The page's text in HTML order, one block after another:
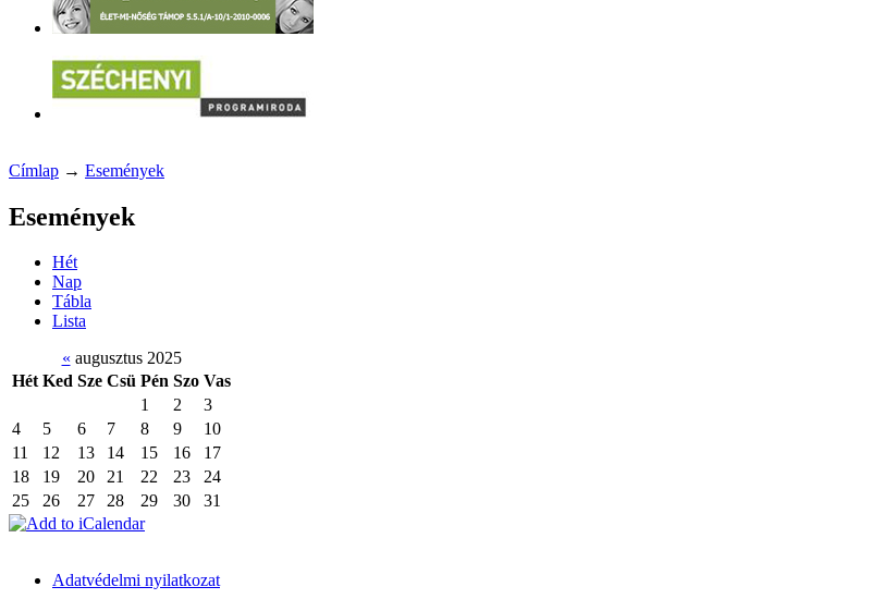
Címlap → Események
Események
Hét
Nap
Tábla
Lista
« augusztus 2025
Hét Ked Sze Csü Pén Szo Vas
1
2
3
4
5 6 7 8 9
10
11
12 13 14 15 16
17
18
19 20 21 22 23
24
25
26 27 28 29 30 31
Adatvédelmi nyilatkozat